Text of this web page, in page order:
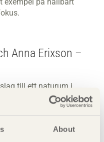
About
Anna Erixson –
till ett naturum i
hämtas från
kombination med element
naturliga terrängen och